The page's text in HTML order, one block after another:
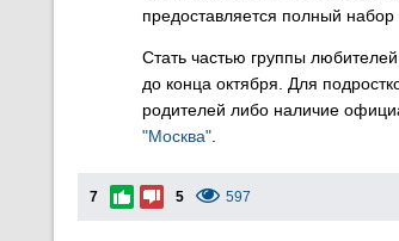
предоставляется полный
Стать частью группы
до конца октября. Для
родителей либо наличие
"Москва"
7 5 597